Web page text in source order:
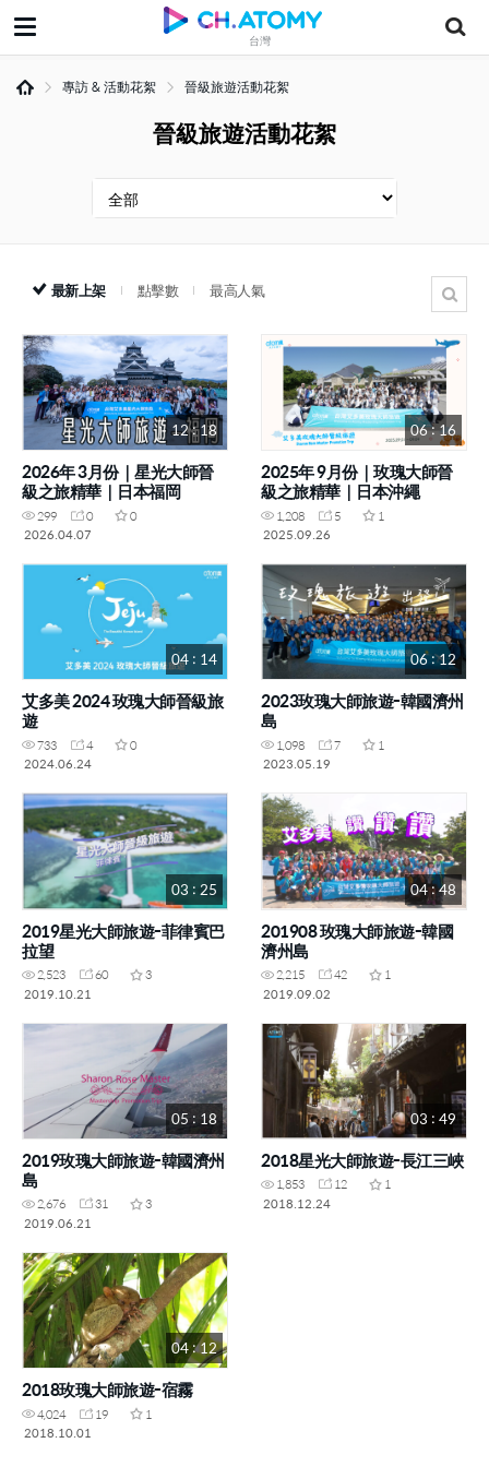
台灣
專訪 & 活動花絮 晉級旅遊活動花絮
晉級旅遊活動花絮
最新上架 點擊數 最高人氣
12 : 18
2026年 3月份｜星光大師晉
級之旅精華｜日本福岡
299 0
0
2026.04.07
06 : 16
2025年 9月份｜玫瑰大師晉
級之旅精華｜日本沖繩
1,208 5
1
2025.09.26
04 : 14
艾多美 2024 玫瑰大師晉級旅
遊
733 4
0
2024.06.24
06 : 12
2023玫瑰大師旅遊-韓國濟州
島
1,098 7
1
2023.05.19
03 : 25
2019星光大師旅遊-菲律賓巴
拉望
2,523 60
3
2019.10.21
04 : 48
201908 玫瑰大師旅遊-韓國
濟州島
2,215 42
1
2019.09.02
05 : 18
2019玫瑰大師旅遊-韓國濟州
島
2,676 31
3
2019.06.21
03 : 49
2018星光大師旅遊-長江三峽
1,853 12
1
2018.12.24
04 : 12
2018玫瑰大師旅遊-宿霧
4,024 19
1
2018.10.01